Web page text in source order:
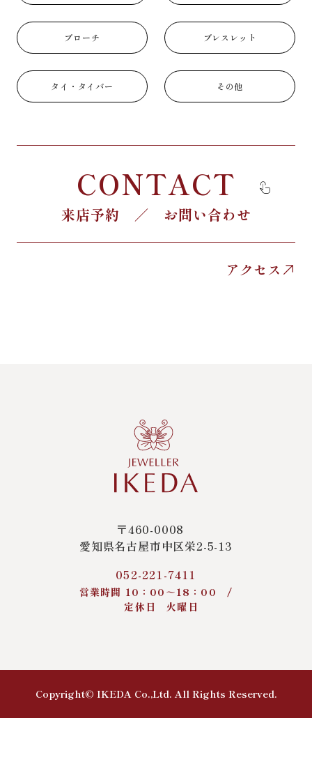
ブローチ ブレスレット
タイ・タイバー その他
CONTACT
来店予約 ／ お問い合わせ
アクセス
〒460-0008
愛知県名古屋市中区栄2-5-13
052-221-7411
営業時間 10：00～18：00 /
定休日 火曜日
Copyright© IKEDA Co.,Ltd. All Rights Reserved.